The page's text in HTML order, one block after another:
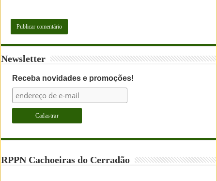
Newsletter
Receba novidades e promoções!
RPPN Cachoeiras do Cerradão